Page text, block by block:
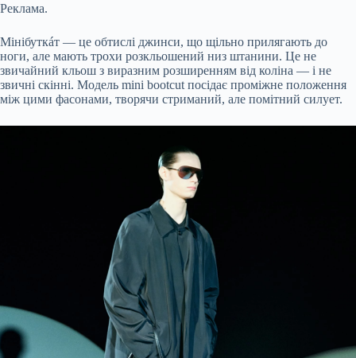
Реклама.
Мінібуткáт — це обтислі джинси, що щільно прилягають до
ноги, але мають трохи розкльошений низ штанини. Це не
звичайний кльош з виразним розширенням від коліна — і не
звичні скінні. Модель mini bootcut посідає проміжне положення
між цими фасонами, творячи стриманий, але помітний силует.